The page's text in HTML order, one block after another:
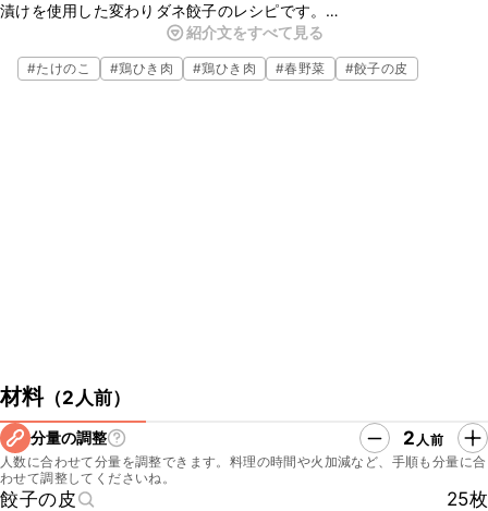
漬けを使用した変わりダネ餃子のレシピです。
普通の餃子に飽きてしまった時にオススメです。高菜漬けの代わりに
野沢菜漬けでも美味しいですよ。
酢とラー油のさっぱりピリ辛なタレを付けてお召し上がり下さい。
紹介文をすべて見る
#たけのこ #鶏ひき肉 #鶏ひき肉 #春野菜 #餃子の皮
材料（2人前）
分量の調整 2 人前
人数に合わせて分量を調整できます。料理の時間や火加減など、手順も分量に合
わせて調整してくださいね。
餃子の皮
25枚